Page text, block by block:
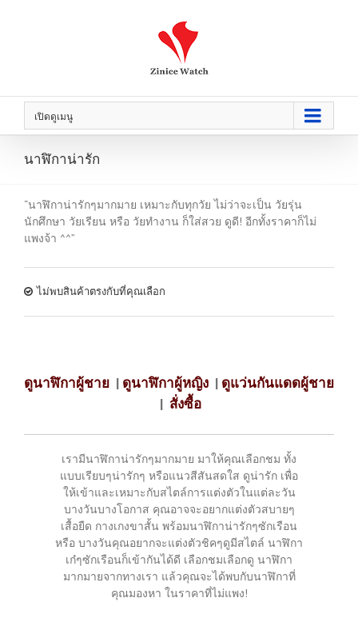
เปิดดูเมนู
นาฬิกาน่ารัก
“นาฬิกาน่ารักๆมากมาย เหมาะกับทุกวัย ไม่ว่าจะเป็น วัยรุ่น
นักศึกษา วัยเรียน หรือ วัยทำงาน ก็ใส่สวย ดูดี! อีกทั้งราคาก็ไม่
แพงจ้า ^^”
ไม่พบสินค้าตรงกับที่คุณเลือก
ดูนาฬิกาผู้ชาย | ดูนาฬิกาผู้หญิง | ดูแว่นกันแดดผู้ชาย
| สั่งซื้อ
เรามีนาฬิกาน่ารักๆมากมาย มาให้คุณเลือกชม ทั้ง
แบบเรียบๆน่ารักๆ หรือแนวสีสันสดใส ดูน่ารัก เพื่อ
ให้เข้าและเหมาะกับสไตล์การแต่งตัวในแต่ละวัน
บางวันบางโอกาส คุณอาจจะอยากแต่งตัวสบายๆ
เสื้อยืด กางเกงขาสั้น พร้อมนาฬิกาน่ารักๆซักเรือน
หรือ บางวันคุณอยากจะแต่งตัวชิคๆดูมีสไตล์ นาฬิกา
เก๋ๆซักเรือนก็เข้ากันได้ดี เลือกชมเลือกดู นาฬิกา
มากมายจากทางเรา แล้วคุณจะได้พบกับนาฬิกาที่
คุณมองหา ในราคาที่ไม่แพง!